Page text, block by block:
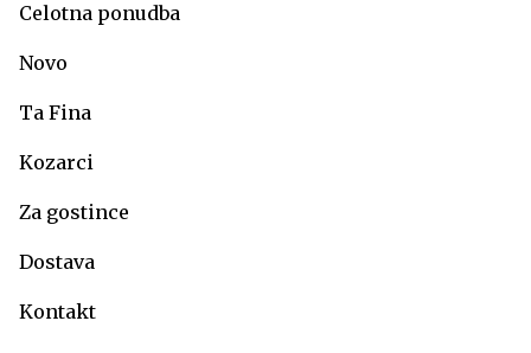
Celotna ponudba
Novo
Ta Fina
Kozarci
Za gostince
Dostava
Kontakt